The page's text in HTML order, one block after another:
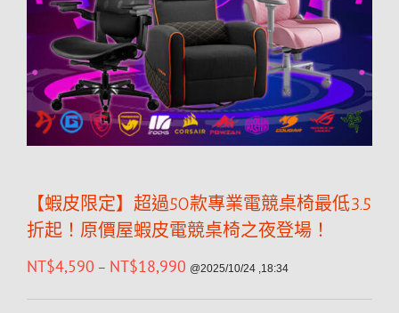
【蝦皮限定】超過50款專業電競桌椅最低3.5
折起！原價屋蝦皮電競桌椅之夜登場！
NT$4,590 – NT$18,990 @2025/10/24 ,18:34